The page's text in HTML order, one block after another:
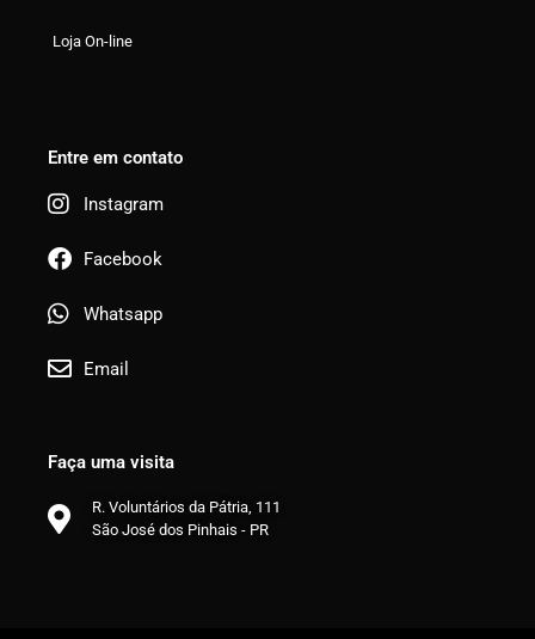
Loja On-line
Entre em contato
Instagram
Facebook
Whatsapp
Email
Faça uma visita
R. Voluntários da Pátria, 111
São José dos Pinhais - PR